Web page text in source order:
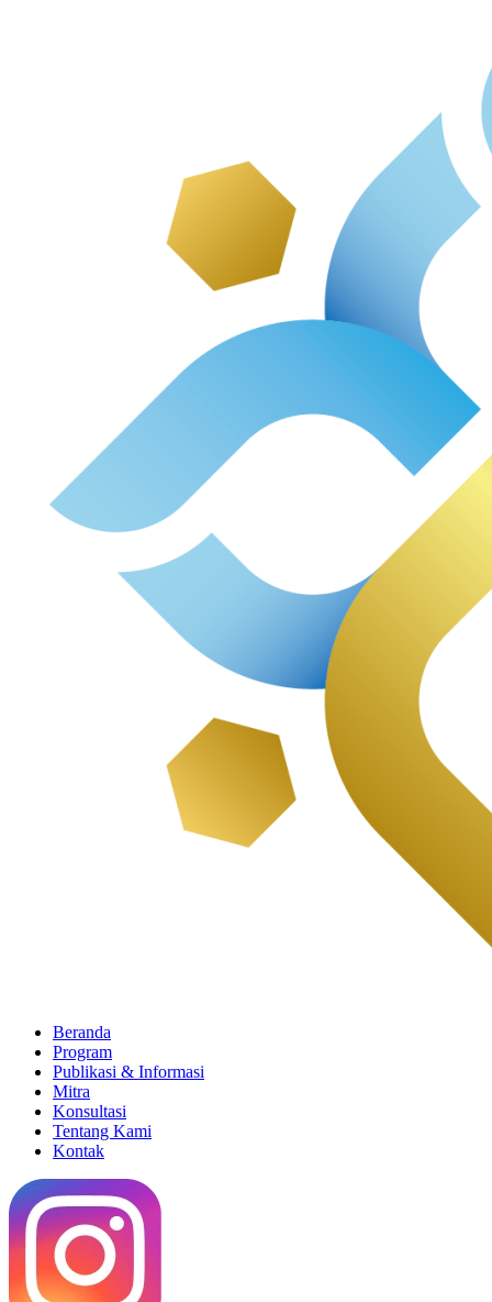
Beranda
Program
Publikasi & Informasi
Mitra
Konsultasi
Tentang Kami
Kontak